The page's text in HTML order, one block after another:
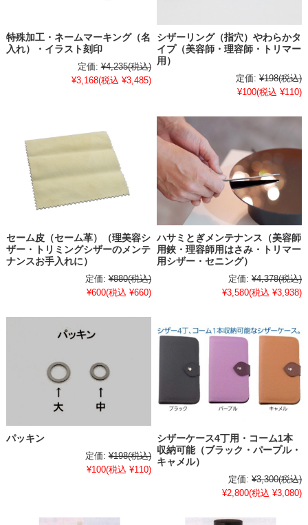
特殊加工・ネームマーキング（名
入れ）・イラスト刻印
定価: ¥4,235(税込)
¥3,168(税込 ¥3,485)
シザーリング（指穴）やわらかタ
イプ（美容師・理容師・トリマー
用）
定価: ¥198(税込)
¥100(税込 ¥110)
セーム皮（セーム革）（理美容シ
ザー・トリミングシザーのメンテ
ナンスお手入れに）
定価: ¥880(税込)
¥600(税込 ¥660)
ハサミとぎメンテナンス（美容師
用鋏・理容師用はさみ・トリマー
用シザー・セニング）
定価: ¥4,378(税込)
¥3,580(税込 ¥3,938)
パッキン
定価: ¥198(税込)
¥100(税込 ¥110)
シザーケース4丁用・コーム1本
収納可能（ブラック・パープル・
キャメル）
定価: ¥3,300(税込)
¥2,800(税込 ¥3,080)